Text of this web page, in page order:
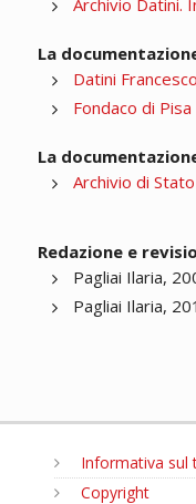
Archivio Datini.
La
Datini Francesco
Fondaco di Pisa
La
Archivio di
Redazione e
Pagliai Ilaria,
Pagliai Ilaria,
Informativa sul
Copyright